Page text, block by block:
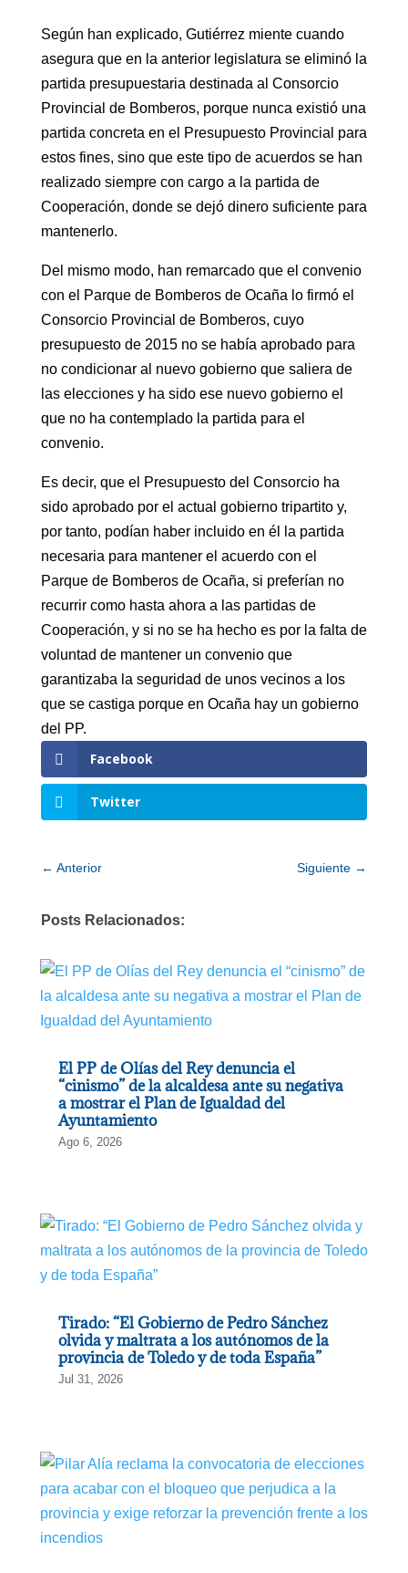
Según han explicado, Gutiérrez miente cuando
asegura que en la anterior legislatura se eliminó la
partida presupuestaria destinada al Consorcio
Provincial de Bomberos, porque nunca existió una
partida concreta en el Presupuesto Provincial para
estos fines, sino que este tipo de acuerdos se han
realizado siempre con cargo a la partida de
Cooperación, donde se dejó dinero suficiente para
mantenerlo.
Del mismo modo, han remarcado que el convenio
con el Parque de Bomberos de Ocaña lo firmó el
Consorcio Provincial de Bomberos, cuyo
presupuesto de 2015 no se había aprobado para
no condicionar al nuevo gobierno que saliera de
las elecciones y ha sido ese nuevo gobierno el
que no ha contemplado la partida para el
convenio.
Es decir, que el Presupuesto del Consorcio ha
sido aprobado por el actual gobierno tripartito y,
por tanto, podían haber incluido en él la partida
necesaria para mantener el acuerdo con el
Parque de Bomberos de Ocaña, si preferían no
recurrir como hasta ahora a las partidas de
Cooperación, y si no se ha hecho es por la falta de
voluntad de mantener un convenio que
garantizaba la seguridad de unos vecinos a los
que se castiga porque en Ocaña hay un gobierno
del PP.
Facebook
Twitter
← Anterior Siguiente →
Posts Relacionados:
El PP de Olías del Rey denuncia el
“cinismo” de la alcaldesa ante su negativa
a mostrar el Plan de Igualdad del
Ayuntamiento
Ago 6, 2026
Tirado: “El Gobierno de Pedro Sánchez
olvida y maltrata a los autónomos de la
provincia de Toledo y de toda España”
Jul 31, 2026